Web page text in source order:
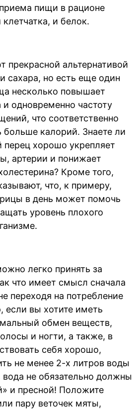
пищи в рационе
и белок.
прекрасной альтернативой
сахара, но есть еще один
несколько повышает
и одновременно частоту
что соответственно
больше калорий. Знаете ли
перец хорошо укрепляет
артерии и понижает
Кроме того,
что, к примеру,
в день может помочь
уровень плохого
легко принять за
что имеет смысл сначала
переходя на потребление
если вы хотите иметь
обмен веществ,
и ногти, а также, в
себя хорошо,
не менее 2-х литров воды
вода не обязательно должны
и пресной! Положите
пару веточек мяты,